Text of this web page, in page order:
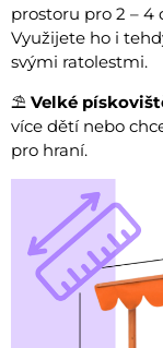
prostoru pro 2 –
Využijete ho i
svými ratolestmi.
⛱️ Velké
více dětí nebo
pro hraní.